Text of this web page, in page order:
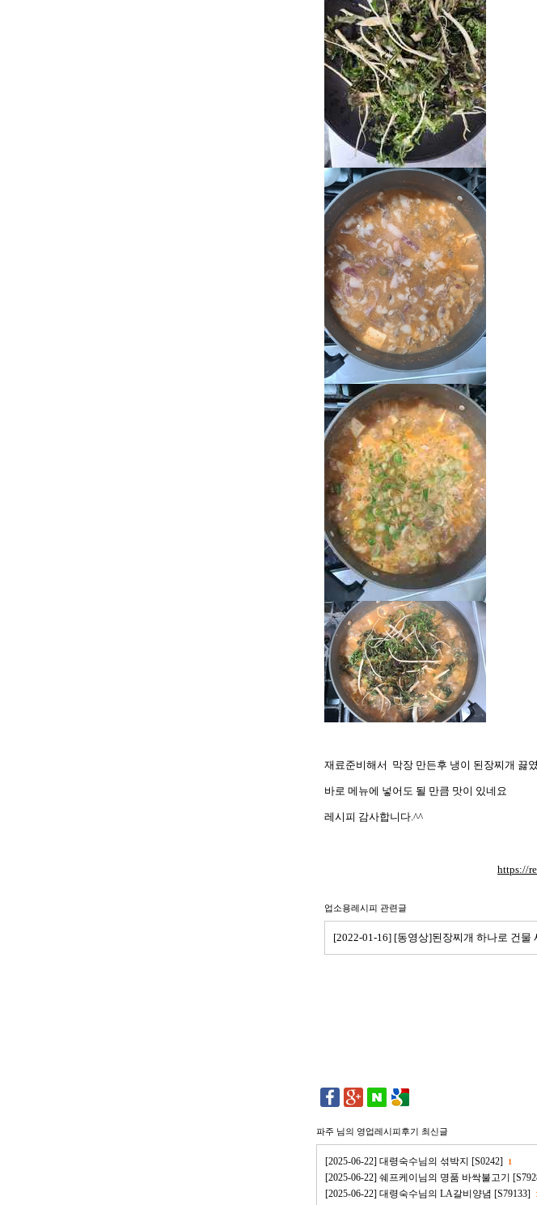
재료준비해서 막장 만든후 냉이 된장찌개 끓
바로 메뉴에 넣어도 될 만큼 맛이 있네요
레시피 감사합니다.^^
https://
업소용레시피 관련글
[2022-01-16] [동영상]된장찌개 하나로 건
파주 님의 영업레시피후기 최신글
[2025-06-22] 대령숙수님의 섞박지 [S0242] 1
[2025-06-22] 쉐프케이님의 명품 바싹불고기
[2025-06-22] 대령숙수님의 LA갈비양념 [S79133]